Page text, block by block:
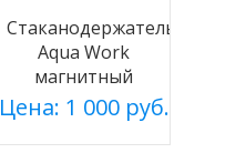
Стаканодержатель
Aqua Work
магнитный
белый
Цена: 1 000 руб.